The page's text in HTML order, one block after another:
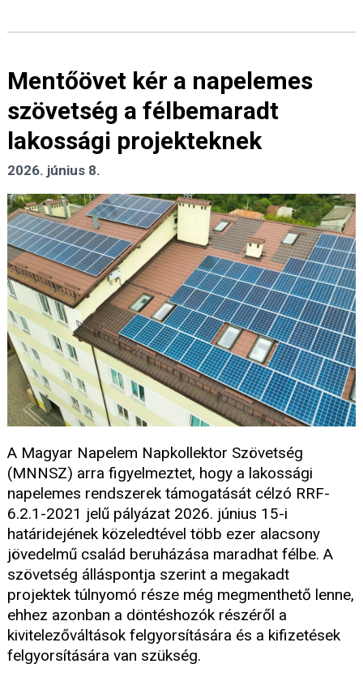
Mentőövet kér a napelemes
szövetség a félbemaradt
lakossági projekteknek
2026. június 8.
A Magyar Napelem Napkollektor Szövetség
(MNNSZ) arra figyelmeztet, hogy a lakossági
napelemes rendszerek támogatását célzó RRF-
6.2.1-2021 jelű pályázat 2026. június 15-i
határidejének közeledtével több ezer alacsony
jövedelmű család beruházása maradhat félbe. A
szövetség álláspontja szerint a megakadt
projektek túlnyomó része még megmenthető lenne,
ehhez azonban a döntéshozók részéről a
kivitelezőváltások felgyorsítására és a kifizetések
felgyorsítására van szükség.